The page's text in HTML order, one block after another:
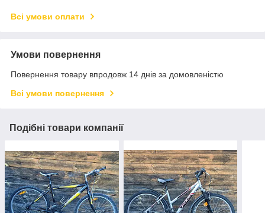
Всі умови оплати
Умови повернення
Повернення товару впродовж 14 днів за домовленістю
Всі умови повернення
Подібні товари компанії